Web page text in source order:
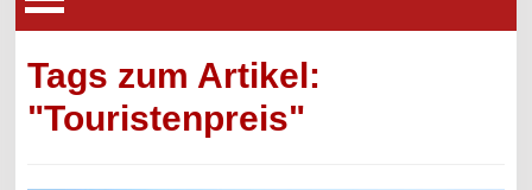
Tags zum Artikel:
"Touristenpreis"